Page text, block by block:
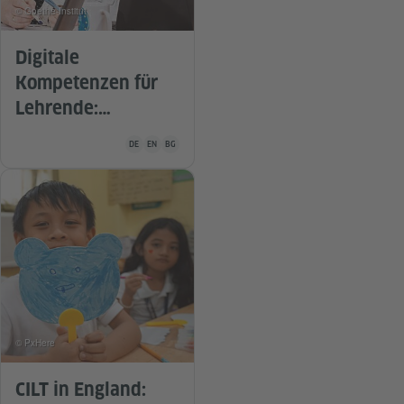
Digitale
Kompetenzen für
Lehrende:
Unterrichtsmaterial ist in folgenden Sprachen verfügbar
DE EN BG
© Goethe-Institut
CILT in England:
© PxHere